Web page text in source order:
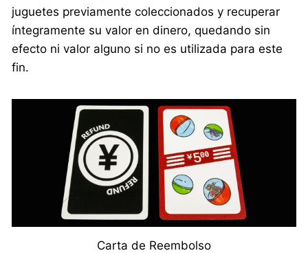
juguetes previamente coleccionados y recuperar
íntegramente su valor en dinero, quedando sin
efecto ni valor alguno si no es utilizada para este
fin.
Carta de Reembolso